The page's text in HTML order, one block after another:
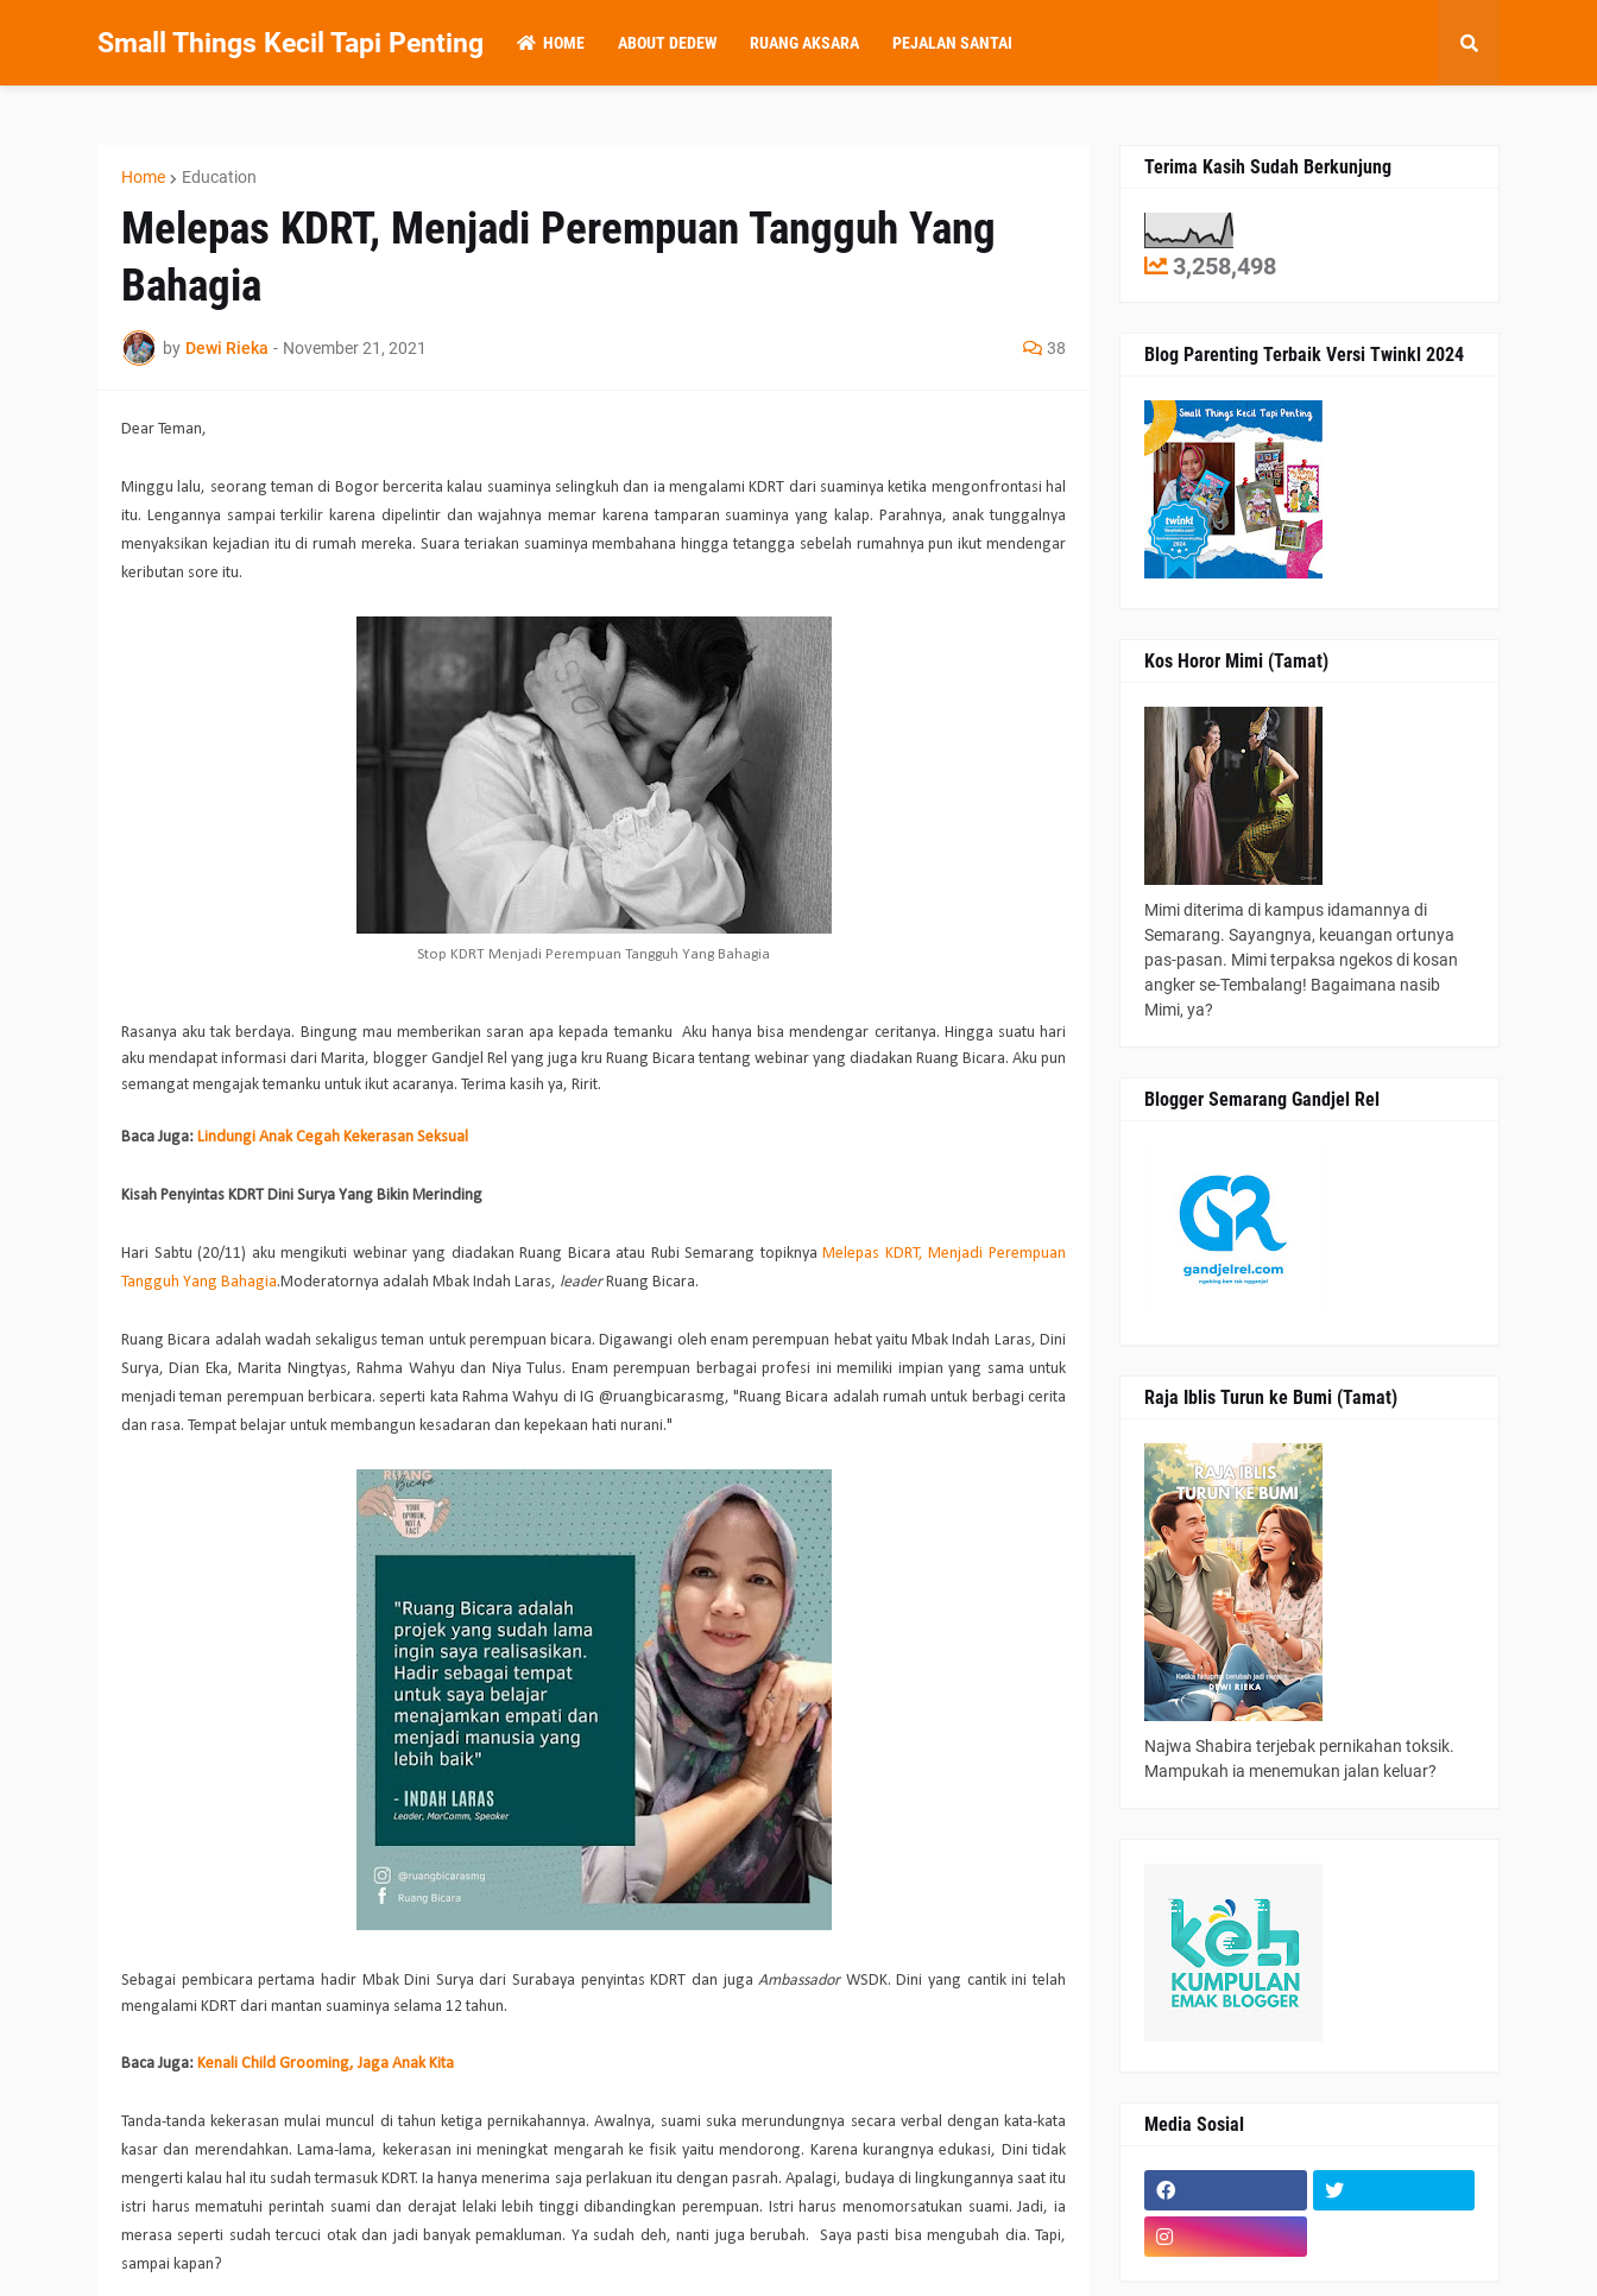
Small Things Kecil Tapi Penting HOME ABOUT DEDEW RUANG AKSARA PEJALAN SANTAI
Home Education
Melepas KDRT, Menjadi Perempuan Tangguh Yang
Bahagia
by Dewi Rieka - November 21, 2021 38
Dear Teman,
Minggu lalu, seorang teman di Bogor bercerita kalau suaminya selingkuh dan ia mengalami KDRT dari suaminya ketika mengonfrontasi hal
itu. Lengannya sampai terkilir karena dipelintir dan wajahnya memar karena tamparan suaminya yang kalap. Parahnya, anak tunggalnya
menyaksikan kejadian itu di rumah mereka. Suara teriakan suaminya membahana hingga tetangga sebelah rumahnya pun ikut mendengar
keributan sore itu.
Stop KDRT Menjadi Perempuan Tangguh Yang Bahagia
Rasanya aku tak berdaya. Bingung mau memberikan saran apa kepada temanku Aku hanya bisa mendengar ceritanya. Hingga suatu hari
aku mendapat informasi dari Marita, blogger Gandjel Rel yang juga kru Ruang Bicara tentang webinar yang diadakan Ruang Bicara. Aku pun
semangat mengajak temanku untuk ikut acaranya. Terima kasih ya, Ririt.
Baca Juga: Lindungi Anak Cegah Kekerasan Seksual
Kisah Penyintas KDRT Dini Surya Yang Bikin Merinding
Hari Sabtu (20/11) aku mengikuti webinar yang diadakan Ruang Bicara atau Rubi Semarang topiknyaMelepas KDRT, Menjadi Perempuan
Tangguh Yang Bahagia.Moderatornya adalah Mbak Indah Laras, leaderRuang Bicara.
Ruang Bicara adalah wadah sekaligus teman untuk perempuan bicara. Digawangi oleh enam perempuan hebat yaitu Mbak Indah Laras, Dini
Surya, Dian Eka, Marita Ningtyas, Rahma Wahyu dan Niya Tulus. Enam perempuan berbagai profesi ini memiliki impian yang sama untuk
menjadi teman perempuan berbicara. seperti kata Rahma Wahyu di IG @ruangbicarasmg, "Ruang Bicara adalah rumah untuk berbagi cerita
dan rasa. Tempat belajar untuk membangun kesadaran dan kepekaan hati nurani."
Sebagai pembicara pertama hadir Mbak Dini Surya dari Surabaya penyintas KDRT dan jugaAmbassadorWSDK. Dini yang cantik ini telah
mengalami KDRT dari mantan suaminya selama 12 tahun.
Baca Juga: Kenali Child Grooming, Jaga Anak Kita
Tanda-tanda kekerasan mulai muncul di tahun ketiga pernikahannya. Awalnya, suami suka merundungnya secara verbal dengan kata-kata
kasar dan merendahkan. Lama-lama, kekerasan ini meningkat mengarah ke fisik yaitu mendorong. Karena kurangnya edukasi, Dini tidak
mengerti kalau hal itu sudah termasuk KDRT. Ia hanya menerima saja perlakuan itu dengan pasrah. Apalagi, budaya di lingkungannya saat itu
istri harus mematuhi perintah suami dan derajat lelaki lebih tinggi dibandingkan perempuan. Istri harus menomorsatukan suami. Jadi, ia
merasa seperti sudah tercuci otak dan jadi banyak pemakluman. Ya sudah deh, nanti juga berubah.
Saya pasti bisa mengubah dia. Tapi,
sampai kapan?
Terima Kasih Sudah Berkunjung
3,258,498
Blog Parenting Terbaik Versi Twinkl 2024
Kos Horor Mimi (Tamat)
Mimi diterima di kampus idamannya di
Semarang. Sayangnya, keuangan ortunya
pas-pasan. Mimi terpaksa ngekos di kosan
angker se-Tembalang! Bagaimana nasib
Mimi, ya?
Blogger Semarang Gandjel Rel
Raja Iblis Turun ke Bumi (Tamat)
Najwa Shabira terjebak pernikahan toksik.
Mampukah ia menemukan jalan keluar?
Media Sosial